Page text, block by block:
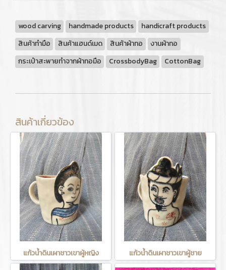
wood carving handmade products
handicraft products
สินค้าทำมือ
สินค้าแฮนด์เมด สินค้าผ้าทอ
งานผ้าทอ
กระเป๋าสะพายทำจากผ้าทอมือ
CrossbodyBag CottonBag
สินค้าเกี่ยวข้อง
แก้วน้ำดินเผาชาวเขาผู้หญิง แก้วน้ำดินเผาชาวเขาผู้ชาย